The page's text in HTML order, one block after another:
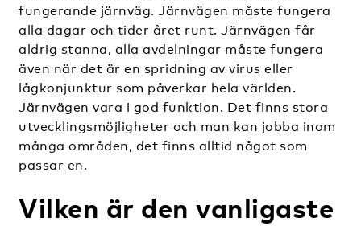
fungerande järnväg. Järnvägen måste fungera
alla dagar och tider året runt. Järnvägen får
aldrig stanna, alla avdelningar måste fungera
även när det är en spridning av virus eller
lågkonjunktur som påverkar hela världen.
Järnvägen vara i god funktion. Det finns stora
utvecklingsmöjligheter och man kan jobba inom
många områden, det finns alltid något som
passar en.
Vilken är den vanligaste